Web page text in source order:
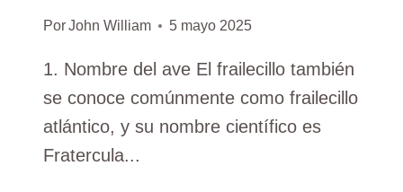
PorJohn William 5 mayo 2025
1. Nombre del ave El frailecillo también
se conoce comúnmente como frailecillo
atlántico, y su nombre científico es
Fratercula...